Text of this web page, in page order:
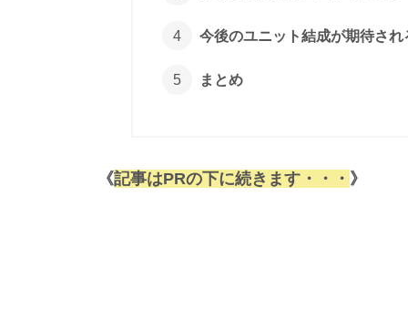
今後のユニット結成が期待さ
まとめ
《記事はPRの下に続きます・・・ 》